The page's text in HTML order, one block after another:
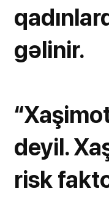
gəlinir.
deyil.
risk